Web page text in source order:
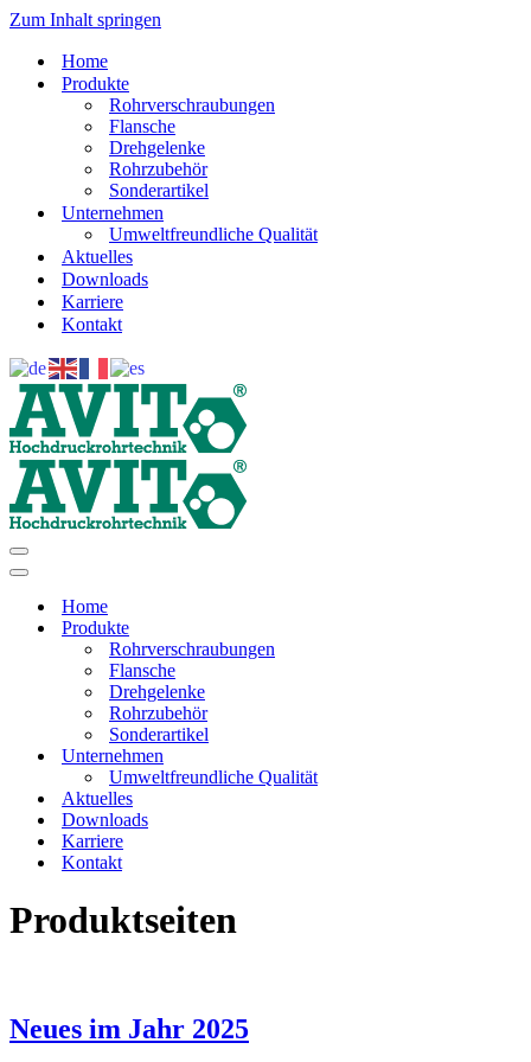
Zum Inhalt springen
Home
Produkte
Rohrverschraubungen
Flansche
Drehgelenke
Rohrzubehör
Sonderartikel
Unternehmen
Umweltfreundliche Qualität
Aktuelles
Downloads
Karriere
Kontakt
Navigations-
Menü
Navigations-
Home
Produkte
Rohrverschraubungen
Flansche
Drehgelenke
Rohrzubehör
Sonderartikel
Unternehmen
Umweltfreundliche Qualität
Aktuelles
Downloads
Karriere
Kontakt
Produktseiten
Neues im Jahr 2025